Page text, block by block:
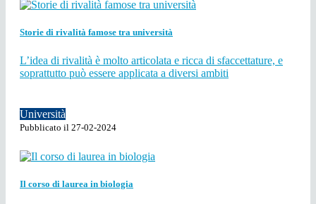
Storie di rivalità famose tra università
L’idea di rivalità è molto articolata e ricca di sfaccettature, e
soprattutto può essere applicata a diversi ambiti
Università
Pubblicato il 27-02-2024
Il corso di laurea in biologia